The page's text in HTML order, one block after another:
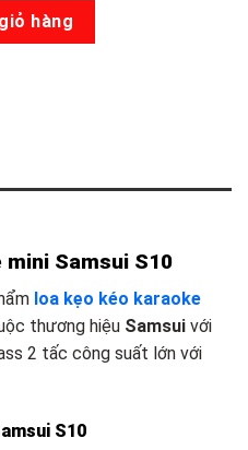
hàng
Samsui S10
loa kẹo kéo karaoke
thương hiệu Samsui với
2 tấc công suất lớn với
S10